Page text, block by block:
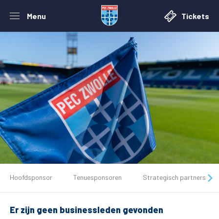
Menu Tickets
Tickets
Matchdays
Hoofdsponsor Tenuesponsoren Strategisch partners
Er zijn geen businessleden gevonden